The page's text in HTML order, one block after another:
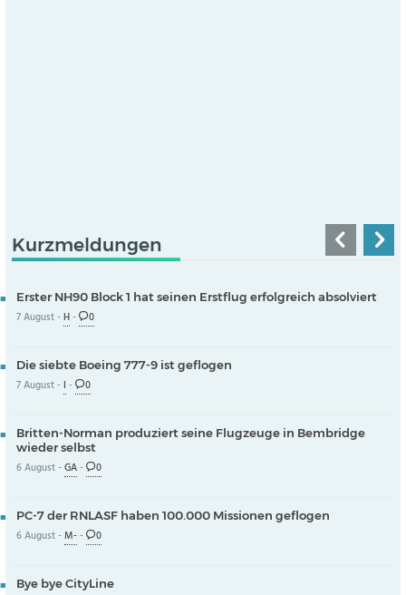
Kurzmeldungen
Erster NH90 Block 1 hat seinen Erstflug erfolgreich absolviert
7 August -H- 0
Die siebte Boeing 777-9 ist geflogen
7 August - I - 0
Britten-Norman produziert seine Flugzeuge in Bembridge
wieder selbst
6 August -GA- 0
PC-7 der RNLASF haben 100.000 Missionen geflogen
6 August -M-- 0
Bye bye CityLine